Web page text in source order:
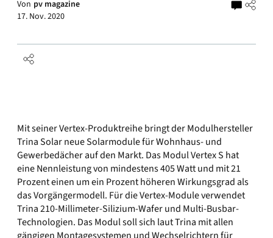
Von pv magazine
17. Nov. 2020
Mit seiner Vertex-Produktreihe bringt der Modulhersteller
Trina Solar neue Solarmodule für Wohnhaus- und
Gewerbedächer auf den Markt. Das Modul Vertex S hat
eine Nennleistung von mindestens 405 Watt und mit 21
Prozent einen um ein Prozent höheren Wirkungsgrad als
das Vorgängermodell. Für die Vertex-Module verwendet
Trina 210-Millimeter-Silizium-Wafer und Multi-Busbar-
Technologien. Das Modul soll sich laut Trina mit allen